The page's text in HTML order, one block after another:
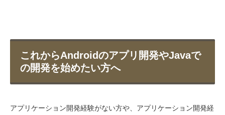
これからAndroidのアプリ開発やJavaで
の開発を始めたい方へ
アプリケーション開発経験がない方や、アプリケーション開発経